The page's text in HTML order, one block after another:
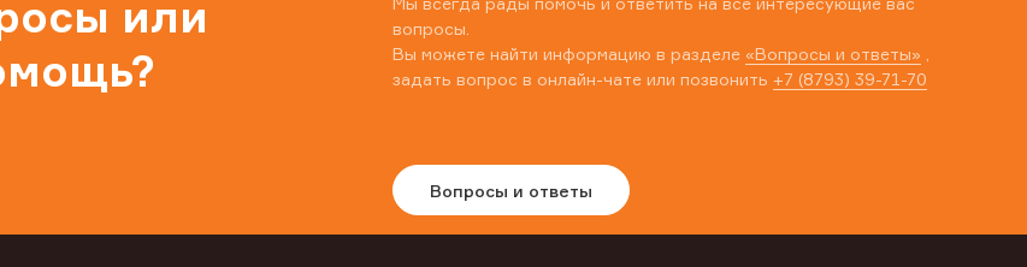
или
вопросы.
Вы можете найти информацию в разделе «Вопросы и ответы»
задать вопрос в онлайн-чате или позвонить +7 (8793) 39-71-70
Вопросы и ответы